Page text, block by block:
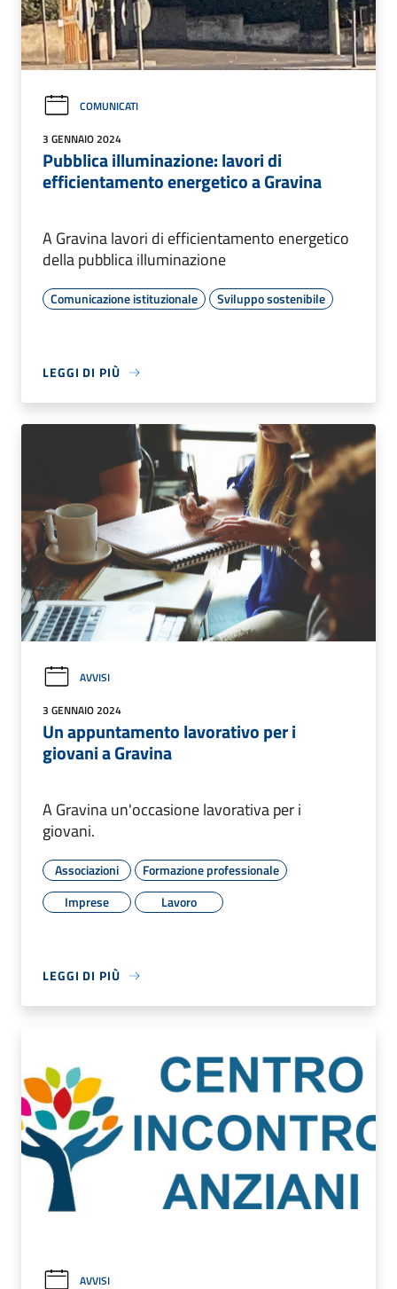
COMUNICATI
3 GENNAIO 2024
Pubblica illuminazione: lavori di
efficientamento energetico a Gravina
A Gravina lavori di efficientamento energetico
della pubblica illuminazione
Comunicazione istituzionale Sviluppo sostenibile
LEGGI DI PIÙ
AVVISI
3 GENNAIO 2024
Un appuntamento lavorativo per i
giovani a Gravina
A Gravina un'occasione lavorativa per i
giovani.
Associazioni
Formazione professionale
Imprese
Lavoro
LEGGI DI PIÙ
AVVISI